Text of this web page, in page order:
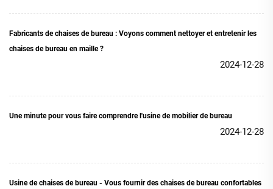
Fabricants de chaises de bureau : Voyons comment nettoyer et entretenir les
chaises de bureau en maille ?
2024-12-28
Une minute pour vous faire comprendre l'usine de mobilier de bureau
2024-12-28
Usine de chaises de bureau - Vous fournir des chaises de bureau confortables